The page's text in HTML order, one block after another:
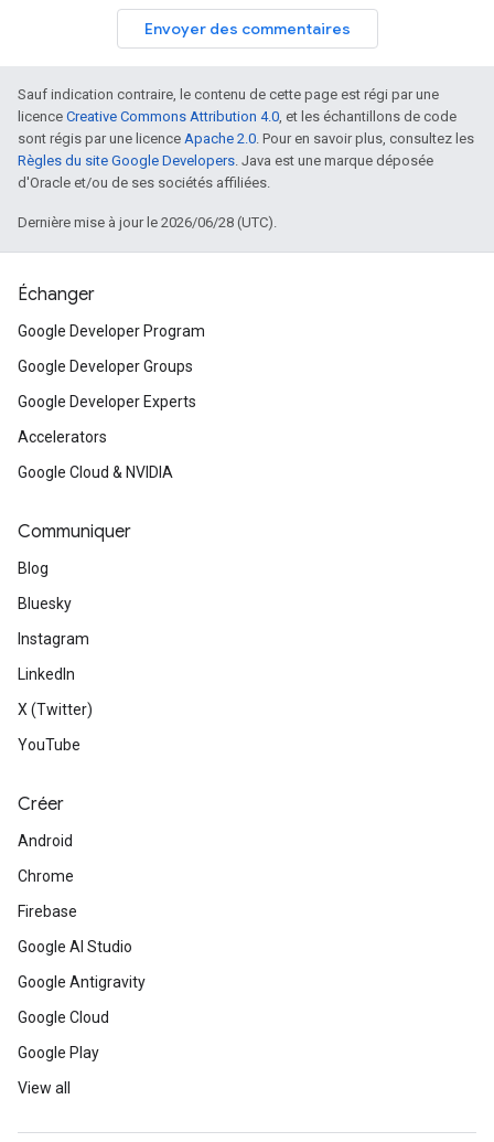
Envoyer des commentaires
Sauf indication contraire, le contenu de cette page est régi par une
licence Creative Commons Attribution 4.0, et les échantillons de code
sont régis par une licence Apache 2.0. Pour en savoir plus, consultez les
Règles du site Google Developers. Java est une marque déposée
d'Oracle et/ou de ses sociétés affiliées.
Dernière mise à jour le 2026/06/28 (UTC).
Échanger
Google Developer Program
Google Developer Groups
Google Developer Experts
Accelerators
Google Cloud & NVIDIA
Communiquer
Blog
Bluesky
Instagram
LinkedIn
X (Twitter)
YouTube
Créer
Android
Chrome
Firebase
Google AI Studio
Google Antigravity
Google Cloud
Google Play
View all